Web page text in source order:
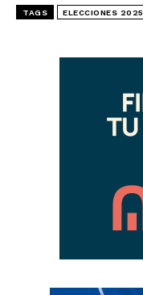
TAGS ELECCIONES 2025